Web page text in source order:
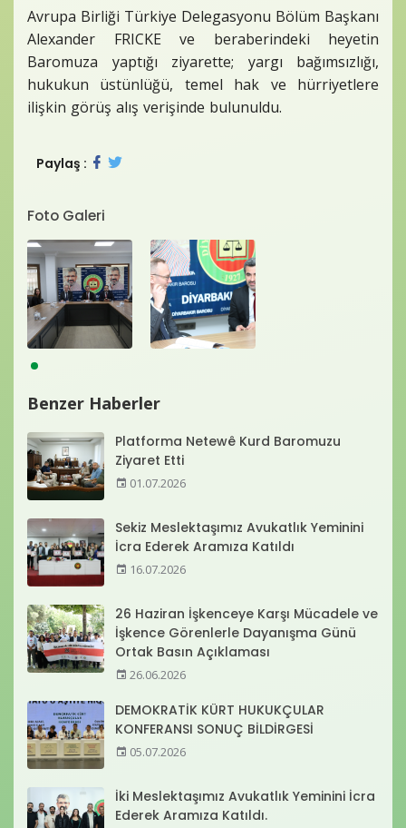
Avrupa Birliği Türkiye Delegasyonu Bölüm Başkanı
Alexander FRICKE ve beraberindeki heyetin
Baromuza yaptığı ziyarette; yargı bağımsızlığı,
hukukun üstünlüğü, temel hak ve hürriyetlere
ilişkin görüş alış verişinde bulunuldu.
Paylaş :
Foto Galeri
Benzer Haberler
Platforma Netewê Kurd Baromuzu
Ziyaret Etti
01.07.2026
Sekiz Meslektaşımız Avukatlık Yeminini
İcra Ederek Aramıza Katıldı
16.07.2026
26 Haziran İşkenceye Karşı Mücadele ve
İşkence Görenlerle Dayanışma Günü
Ortak Basın Açıklaması
26.06.2026
DEMOKRATİK KÜRT HUKUKÇULAR
KONFERANSI SONUÇ BİLDİRGESİ
05.07.2026
İki Meslektaşımız Avukatlık Yeminini İcra
Ederek Aramıza Katıldı.